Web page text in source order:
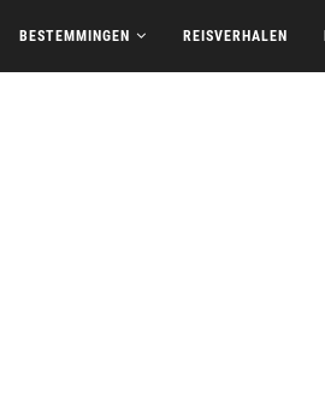
BESTEMMINGEN REISVERHALEN